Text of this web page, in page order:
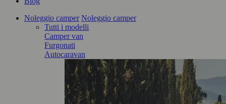
Noleggio camper Noleggio camper
Tutti i modelli
Camper van
Furgonati
Autocaravan